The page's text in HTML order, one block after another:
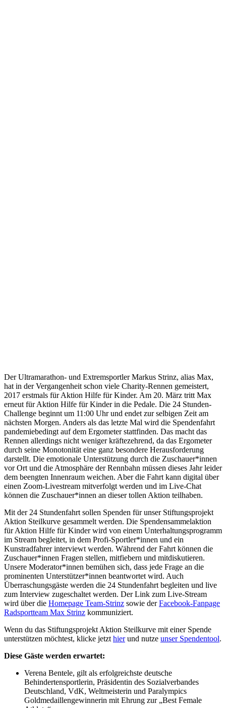
Der Ultramarathon- und Extremsportler Markus Strinz, alias Max,
hat in der Vergangenheit schon viele Charity-Rennen gemeistert,
2017 erstmals für Aktion Hilfe für Kinder. Am 20. März tritt Max
erneut für Aktion Hilfe für Kinder in die Pedale. Die 24 Stunden-
Challenge beginnt um 11:00 Uhr und endet zur selbigen Zeit am
nächsten Morgen. Anders als das letzte Mal wird die Spendenfahrt
pandemiebedingt auf dem Ergometer stattfinden. Das macht das
Rennen allerdings nicht weniger kräftezehrend, da das Ergometer
durch seine Monotonität eine ganz besondere Herausforderung
darstellt. Die emotionale Unterstützung durch die Zuschauer*innen
vor Ort und die Atmosphäre der Rennbahn müssen dieses Jahr leider
dem beengten Innenraum weichen. Aber die Fahrt kann digital über
einen Zoom-Livestream mitverfolgt werden und im Live-Chat
können die Zuschauer*innen an dieser tollen Aktion teilhaben.
Mit der 24 Stundenfahrt sollen Spenden für unser Stiftungsprojekt
Aktion Steilkurve gesammelt werden. Die Spendensammelaktion
für Aktion Hilfe für Kinder wird von einem Unterhaltungsprogramm
im Stream begleitet, in dem Profi-Sportler*innen und ein
Kunstradfahrer interviewt werden. Während der Fahrt können die
Zuschauer*innen Fragen stellen, mitfiebern und mitdiskutieren.
Unsere Moderator*innen bemühen sich, dass jede Frage an die
prominenten Unterstützer*innen beantwortet wird. Auch
Überraschungsgäste werden die 24 Stundenfahrt begleiten und live
zum Interview zugeschaltet werden. Der Link zum Live-Stream
wird über die Homepage Team-Strinz sowie derFacebook-Fanpage
Radsportteam Max Strinz kommuniziert.
Wenn du das Stiftungsprojekt Aktion Steilkurve mit einer Spende
unterstützen möchtest, klicke jetzt hierund nutze unser Spendentool.
Diese Gäste werden erwartet:
Verena Bentele, gilt als erfolgreichste deutsche
Behindertensportlerin, Präsidentin des Sozialverbandes
Deutschland, VdK, Weltmeisterin und Paralympics
Goldmedaillengewinnerin mit Ehrung zur „Best Female